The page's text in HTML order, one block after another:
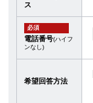
ス
必須
電話番号(ハイフ
ンなし)
希望回答方法